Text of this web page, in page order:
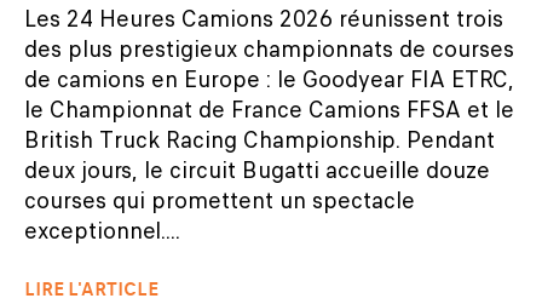
Les 24 Heures Camions 2026 réunissent trois
des plus prestigieux championnats de courses
de camions en Europe : le Goodyear FIA ETRC,
le Championnat de France Camions FFSA et le
British Truck Racing Championship. Pendant
deux jours, le circuit Bugatti accueille douze
courses qui promettent un spectacle
exceptionnel....
LIRE L'ARTICLE